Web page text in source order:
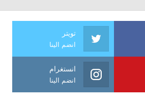
تويتر
انضم الينا
انستغرام
انضم الينا